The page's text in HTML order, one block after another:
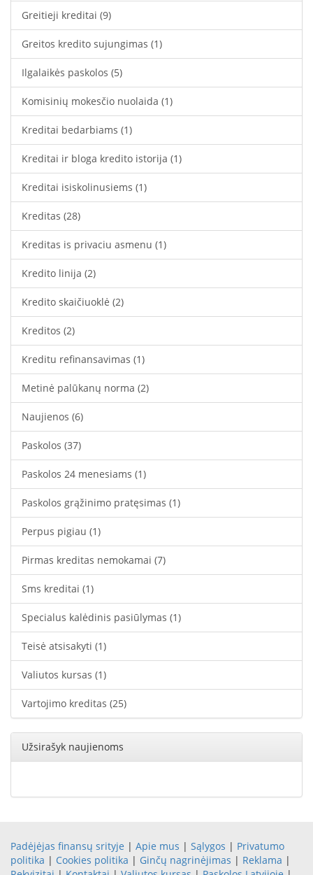
Greitieji kreditai (9)
Greitos kredito sujungimas (1)
Ilgalaikės paskolos (5)
Komisinių mokesčio nuolaida (1)
Kreditai bedarbiams (1)
Kreditai ir bloga kredito istorija (1)
Kreditai isiskolinusiems (1)
Kreditas (28)
Kreditas is privaciu asmenu (1)
Kredito linija (2)
Kredito skaičiuoklė (2)
Kreditos (2)
Kreditu refinansavimas (1)
Metinė palūkanų norma (2)
Naujienos (6)
Paskolos (37)
Paskolos 24 menesiams (1)
Paskolos grąžinimo pratęsimas (1)
Perpus pigiau (1)
Pirmas kreditas nemokamai (7)
Sms kreditai (1)
Specialus kalėdinis pasiūlymas (1)
Teisė atsisakyti (1)
Valiutos kursas (1)
Vartojimo kreditas (25)
Užsirašyk naujienoms
Padėjėjas finansų srityje | Apie mus | Sąlygos | Privatumo
politika | Cookies politika | Ginčų nagrinėjimas | Reklama |